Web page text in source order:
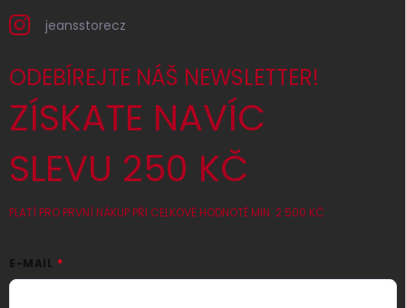
jeansstorecz
ODEBÍREJTE NÁŠ NEWSLETTER!
ZÍSKATE NAVÍC
SLEVU 250 KČ
PLATÍ PRO PRVNÍ NÁKUP PŘI CELKOVÉ HODNOTĚ MIN. 2 500 KČ
E-MAIL